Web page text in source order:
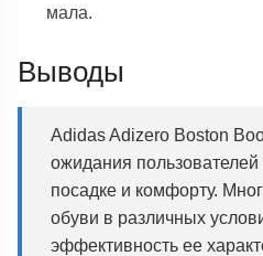
мала.
Выводы
Adidas Adizero Boston
ожидания пользователей
посадке и комфорту.
обуви в различных
эффективность ее